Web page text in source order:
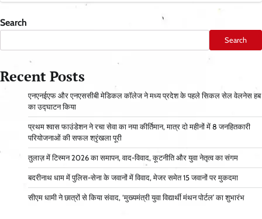
Search
Search
Recent Posts
एनएनईएफ और एनएससीबी मेडिकल कॉलेज ने मध्य प्रदेश के पहले सिकल सेल वेलनेस हब
का उद्घाटन किया
प्रथम श्वास फाउंडेशन ने रचा सेवा का नया कीर्तिमान, मात्र दो महीनों में 8 जनहितकारी
परियोजनाओं की सफल श्रृंखला पूरी
तुलाज़ में टिस्मन 2026 का समापन, वाद-विवाद, कूटनीति और युवा नेतृत्व का संगम
बदरीनाथ धाम में पुलिस-सेना के जवानों में विवाद, मेजर समेत 15 जवानों पर मुकदमा
सीएम धामी ने छात्रों से किया संवाद, ‘मुख्यमंत्री युवा विद्यार्थी मंथन पोर्टल’ का शुभारंभ